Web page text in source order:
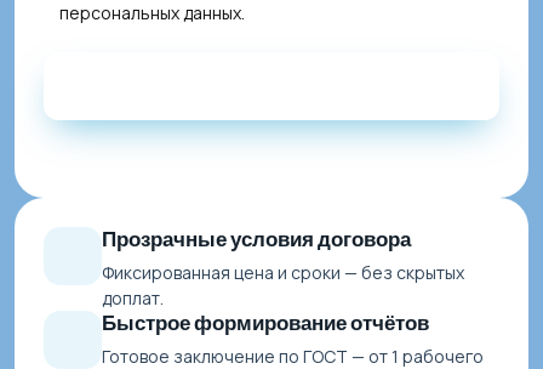
персональных данных.
Прозрачные условия договора
Фиксированная цена и сроки — без скрытых
доплат.
Быстрое формирование отчётов
Готовое заключение по ГОСТ — от 1 рабочего